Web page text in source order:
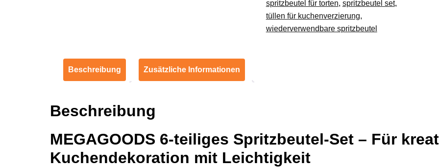
Cupcakes
DE.
Menge
spritzbeutel für torten, spritzbeutel set,
tüllen für kuchenverzierung,
wiederverwendbare spritzbeutel
Beschreibung Zusätzliche Informationen
Beschreibung
MEGAGOODS 6-teiliges Spritzbeutel-Set – Für
Kuchendekoration mit Leichtigkeit